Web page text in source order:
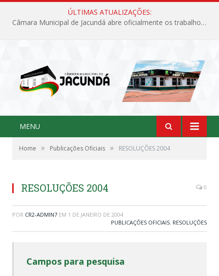
ÚLTIMAS ATUALIZAÇÕES:
Câmara Municipal de Jacundá abre oficialmente os trabalhos legislativos de 2026
MENU
Home » Publicações Oficiais » RESOLUÇÕES 2004
RESOLUÇÕES 2004 0
POR CR2-ADMIN7 EM 1 DE JANEIRO DE 2004
PUBLICAÇÕES OFICIAIS, RESOLUÇÕES
Campos para pesquisa